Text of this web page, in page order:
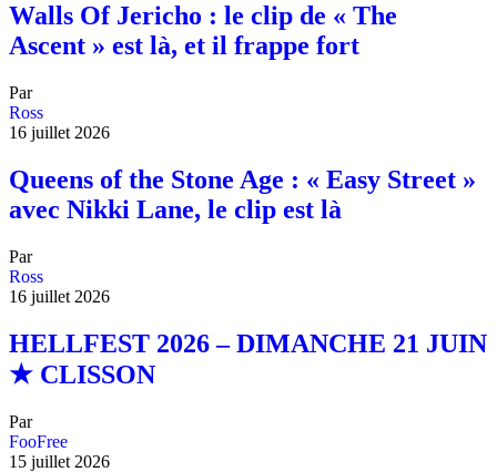
Walls Of Jericho : le clip de « The
Ascent » est là, et il frappe fort
Par
Ross
16 juillet 2026
Queens of the Stone Age : « Easy Street »
avec Nikki Lane, le clip est là
Par
Ross
16 juillet 2026
HELLFEST 2026 – DIMANCHE 21 JUIN
★ CLISSON
Par
FooFree
15 juillet 2026